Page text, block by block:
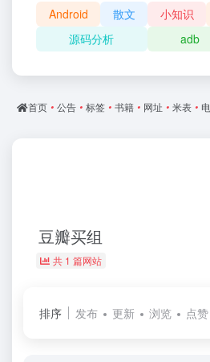
Android 散文 小知识
源码分析
adb
首页 • 公告 • 标签 • 书籍 • 网址 • 米表 •
豆瓣买组
共 1 篇网站
排序 发布 更新 浏览 点赞